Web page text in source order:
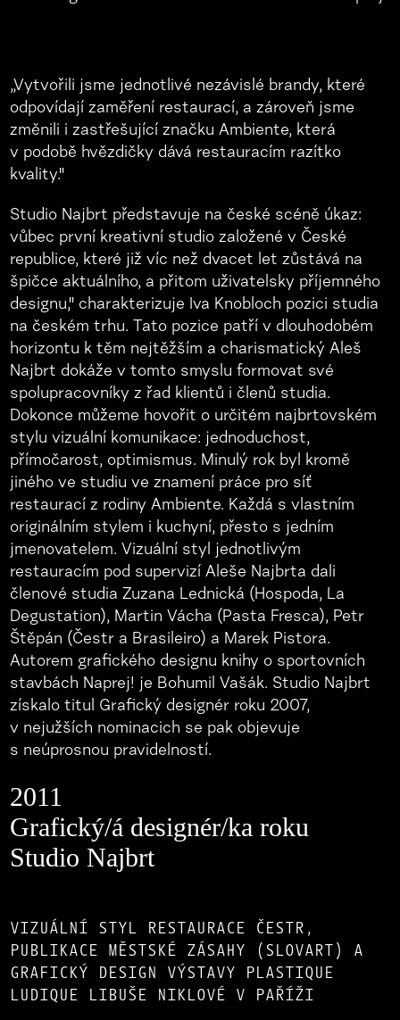
„Vytvořili jsme jednotlivé nezávislé brandy, které
odpovídají zaměření restaurací, a zároveň jsme
změnili i zastřešující značku Ambiente, která
v podobě hvězdičky dává restauracím razítko
kvality."
Studio Najbrt představuje na české scéně úkaz:
vůbec první kreativní studio založené v České
republice, které již víc než dvacet let zůstává na
špičce aktuálního, a přitom uživatelsky příjemného
designu," charakterizuje Iva Knobloch pozici studia
na českém trhu. Tato pozice patří v dlouhodobém
horizontu k těm nejtěžším a charismatický Aleš
Najbrt dokáže v tomto smyslu formovat své
spolupracovníky z řad klientů i členů studia.
Dokonce můžeme hovořit o určitém najbrtovském
stylu vizuální komunikace: jednoduchost,
přímočarost, optimismus. Minulý rok byl kromě
jiného ve studiu ve znamení práce pro síť
restaurací z rodiny Ambiente. Každá s vlastním
originálním stylem i kuchyní, přesto s jedním
jmenovatelem. Vizuální styl jednotlivým
restauracím pod supervizí Aleše Najbrta dali
členové studia Zuzana Lednická (Hospoda, La
Degustation), Martin Vácha (Pasta Fresca), Petr
Štěpán (Čestr a Brasileiro) a Marek Pistora.
Autorem grafického designu knihy o sportovních
stavbách Naprej! je Bohumil Vašák. Studio Najbrt
získalo titul Grafický designér roku 2007,
v nejužších nominacich se pak objevuje
s neúprosnou pravidelností.
2011
Grafický/á designér/ka roku
Studio Najbrt
VIZUÁLNÍ STYL RESTAURACE ČESTR,
PUBLIKACE MĚSTSKÉ ZÁSAHY (SLOVART) A
GRAFICKÝ DESIGN VÝSTAVY PLASTIQUE
LUDIQUE LIBUŠE NIKLOVÉ V PAŘÍŽI